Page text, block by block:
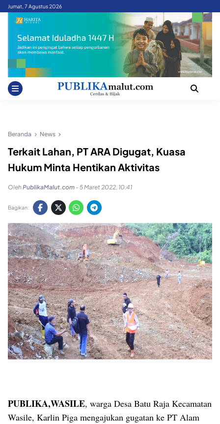
SkipJumat, 7 Agustus 2026
Beranda News
Terkait Lahan, PT ARA Digugat, Kuasa
Hukum Minta Hentikan Aktivitas
OlehPublikaMalut.com - 5 Maret 2022, 10:41
Bagikan:
PUBLIKA,WASILE, warga Desa Batu Raja Kecamatan
Wasile, Karlin Piga mengajukan gugatan ke PT Alam